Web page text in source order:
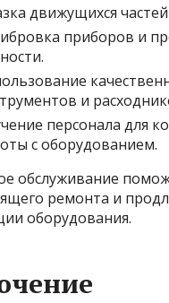
движущихся
приборов и
и
персонала для
с оборудованием.
обслуживание
ремонта и
оборудования.